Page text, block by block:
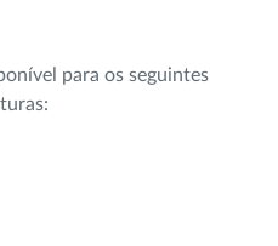
para os seguintes